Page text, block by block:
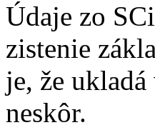
Údaje zo
zistenie
je, že
neskôr.